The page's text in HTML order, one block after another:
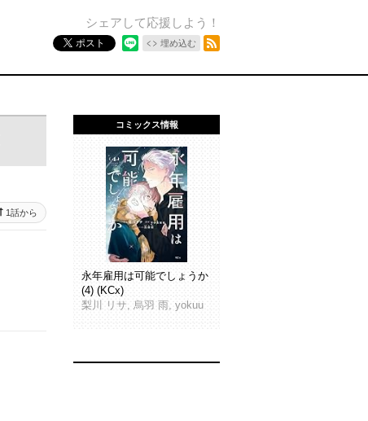
シェアして応援しよう！
ポスト 埋め込む
1話から
コミックス情報
永年雇用は可能でしょうか
(4) (KCx)
梨川 リサ, 烏羽 雨, yokuu